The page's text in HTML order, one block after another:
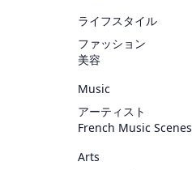
ライフスタイル
ファッション
美容
Music
アーティスト
French Music Scenes
Arts